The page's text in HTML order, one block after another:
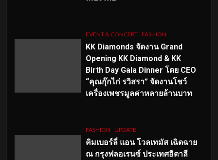
EVENT & CONCERT FASHION
KK Diamonds จัดงาน Grand
Opening KK Diamond & KK
Birth Day Gala Dinner โดย CEO
“คุณกุ๊กไก่ รวิสรา” จัดงานโชว์
เครื่องเพชรมูลค่าหลายล้านบาท
FASHION UPDATE
คิมเบอร์ลี่ แอน โวลเทมัส เฉิดฉาย
ณ กรุงฟลอเรนซ์ ประเทศอิตาลี